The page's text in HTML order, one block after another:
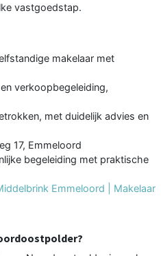
vastgoedstap.
makelaar met
verkoopbegeleiding,
met duidelijk advies en
17, Emmeloord
begeleiding met praktische
Emmeloord | Makelaar